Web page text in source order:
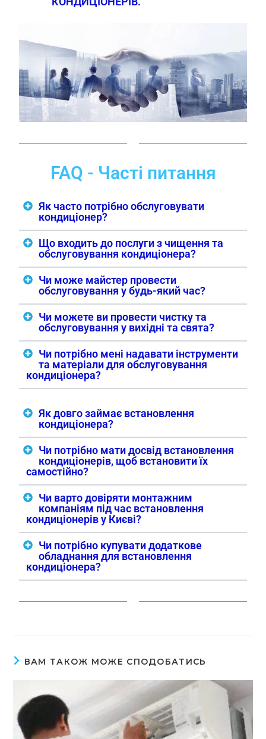
FAQ - Часті питання
Як часто потрібно обслуговувати
кондиціонер?
Що входить до послуги з чищення та
обслуговування кондиціонера?
Чи може майстер провести
обслуговування у будь-який час?
Чи можете ви провести чистку та
обслуговування у вихідні та свята?
Чи потрібно мені надавати інструменти
та матеріали для обслуговування
кондиціонера?
Як довго займає встановлення
кондиціонера?
Чи потрібно мати досвід встановлення
кондиціонерів, щоб встановити їх
самостійно?
Чи варто довіряти монтажним
компаніям під час встановлення
кондиціонерів у Києві?
Чи потрібно купувати додаткове
обладнання для встановлення
кондиціонера?
ВАМ ТАКОЖ МОЖЕ СПОДОБАТИСЬ